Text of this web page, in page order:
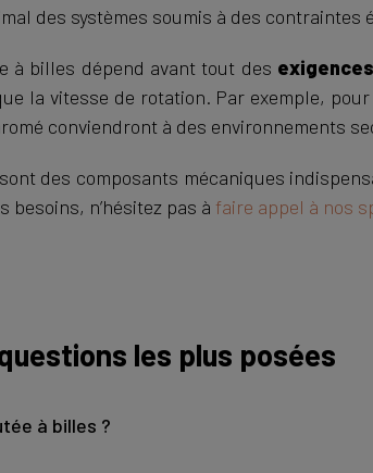
des systèmes soumis à des contraintes
à billes dépend avant tout des
la vitesse de rotation. Par exemple,
conviendront à des environnements
des composants mécaniques
besoins, n’hésitez pas à faire appel à nos
les plus posées
à billes ?